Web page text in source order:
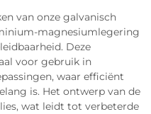
van onze galvanisch
magnesiumlegering
Deze
voor gebruik in
waar efficiënt
is. Het ontwerp van de
wat leidt tot verbeterde